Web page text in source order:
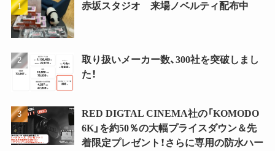
赤坂スタジオ 来場ノベルティ配布中
取り扱いメーカー数、300社を突破しまし
た！
RED DIGTAL CINEMA社の「KOMODO
6K」を約50％の大幅プライスダウン＆先
着限定プレゼント！さらに専用の防水ハー